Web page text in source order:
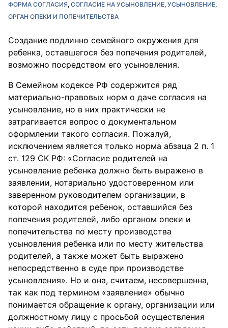
ФОРМА СОГЛАСИЯ СОГЛАСИЕ НА УСЫНОВЛЕНИЕ УСЫНОВЛЕНИЕ
ОРГАН ОПЕКИ И ПОПЕЧИТЕЛЬСТВА
Создание подлинно семейного окружения для
ребенка, оставшегося без попечения родителей,
возможно посредством его усыновления.
В Семейном кодексе РФ содержится ряд
материально-правовых норм о даче согласия на
усыновление, но в них практически не
затрагивается вопрос о документальном
оформлении такого согласия. Пожалуй,
исключением является только норма абзаца 2 п. 1
ст. 129 СК РФ: «Согласие родителей на
усыновление ребенка должно быть выражено в
заявлении, нотариально удостоверенном или
заверенном руководителем организации, в
которой находится ребенок, оставшийся без
попечения родителей, либо органом опеки и
попечительства по месту производства
усыновления ребенка или по месту жительства
родителей, а также может быть выражено
непосредственно в суде при производстве
усыновления». Но и она, считаем, несовершенна,
так как под термином «заявление» обычно
понимается обращение к органу, организации или
должностному лицу с просьбой осуществления